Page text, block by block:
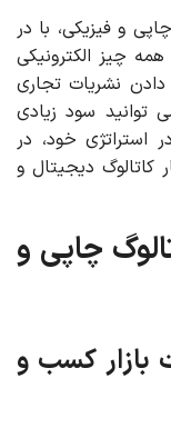
و فیزیکی، با در
چیز الکترونیکی
دادن نشریات تجاری
توانید سود زیادی
استراتژی خود، در
کاتالوگ دیجیتال و
چاپی و
بازار کسب و